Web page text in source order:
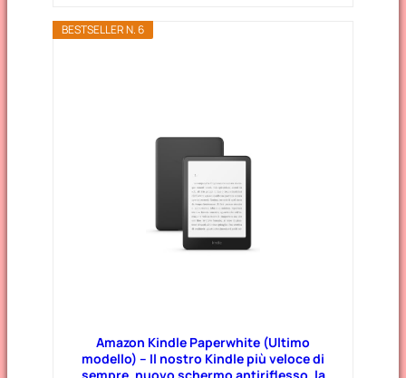
BESTSELLER N. 6
Amazon Kindle Paperwhite (Ultimo
modello) – Il nostro Kindle più veloce di